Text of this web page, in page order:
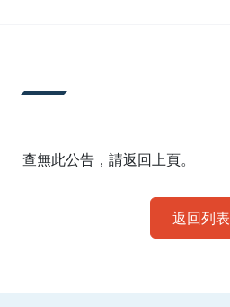
查無此公告，請返回上頁。
返回列表